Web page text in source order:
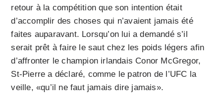
retour à la compétition que son intention était
d’accomplir des choses qui n’avaient jamais été
faites auparavant. Lorsqu’on lui a demandé s’il
serait prêt à faire le saut chez les poids légers afin
d’affronter le champion irlandais Conor McGregor,
St-Pierre a déclaré, comme le patron de l’UFC la
veille, «qu’il ne faut jamais dire jamais».